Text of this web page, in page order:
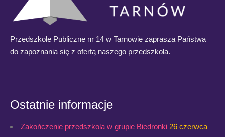
Przedszkole Publiczne nr 14 w Tarnowie zaprasza Państwa
do zapoznania się z ofertą naszego przedszkola.
Ostatnie informacje
Zakończenie przedszkola w grupie Biedronki 26 czerwca